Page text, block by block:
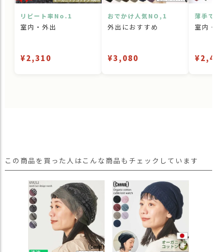
リピート率No.1
室内・外出
¥2,310
おでかけ人気NO,1
外出におすすめ
¥3,080
薄手で
室内
この商品を買った人はこんな商品もチェックしています